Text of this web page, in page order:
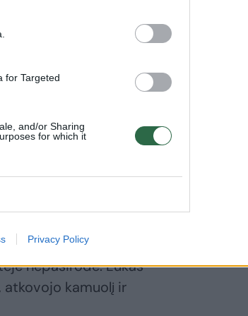
for Targeted
and/or Sharing
for which it
Privacy Policy
persverti rezultatą
po ispanų pražangos
ir graikai
finale pralaimėjo.
nepasirodė. Lukas
atkovojo kamuolį ir